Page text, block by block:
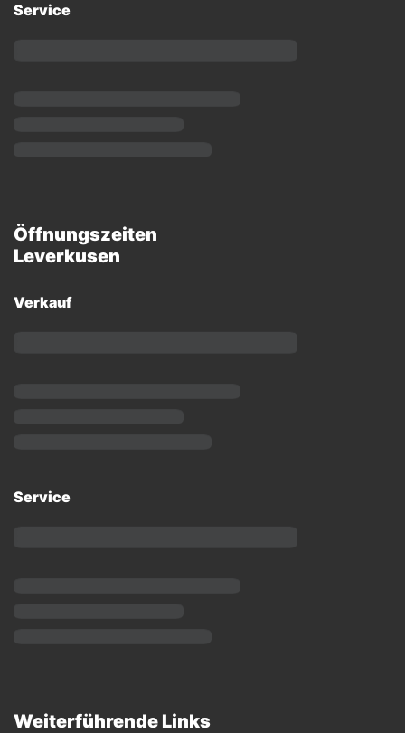
Service
Öffnungszeiten
Leverkusen
Verkauf
Service
Weiterführende Links